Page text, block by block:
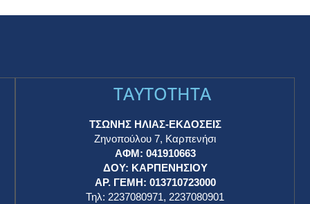
TAYTOTHTA
ΤΣΩΝΗΣ ΗΛΙΑΣ-ΕΚΔΟΣΕΙΣ
Ζηνοπούλου 7, Καρπενήσι
ΑΦΜ: 041910663
ΔΟΥ: ΚΑΡΠΕΝΗΣΙΟΥ
ΑΡ. ΓΕΜΗ: 013710723000
Τηλ: 2237080971, 2237080901